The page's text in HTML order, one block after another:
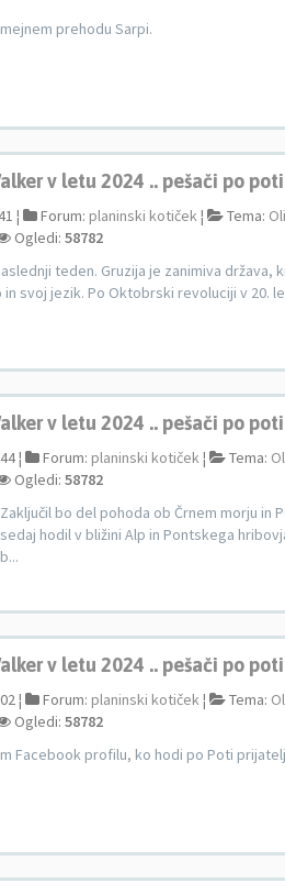
prehodu Sarpi.
v letu 2024 .. pešači po
¦ Forum: planinski kotiček¦ Tema:
Ogledi: 58782
teden. Gruzija je zanimiva
svoj jezik. Po Oktobrski revoluciji v 20.
v letu 2024 .. pešači po
¦ Forum: planinski kotiček¦ Tema:
Ogledi: 58782
bo del pohoda ob Črnem morju in
hodil v bližini Alp in Pontskega
v letu 2024 .. pešači po
¦ Forum: planinski kotiček¦ Tema:
Ogledi: 58782
Facebook profilu, ko hodi po Poti